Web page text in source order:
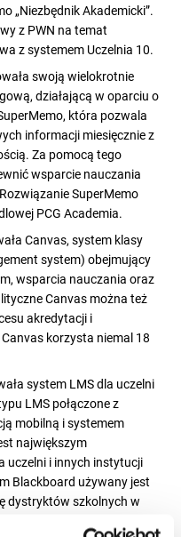
„Niezbędnik Akademicki”.
z PWN na temat
z systemem Uczelnia 10.
swoją wielokrotnie
działającą w oparciu o
która pozwala
informacji miesięcznie z
Za pomocą tego
wsparcie nauczania
SuperMemo
PCG Academia.
Canvas, system klasy
system) obejmujący
wsparcia nauczania oraz
Canvas można też
akredytacji i
korzysta niemal 18
system LMS dla uczelni
LMS połączone z
mobilną i systemem
największym
uczelni i innych instytucji
Blackboard używany jest
dystryktów szkolnych w